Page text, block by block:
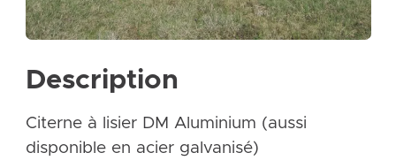
Description
Citerne à lisier DM Aluminium (aussi
disponible en acier galvanisé)